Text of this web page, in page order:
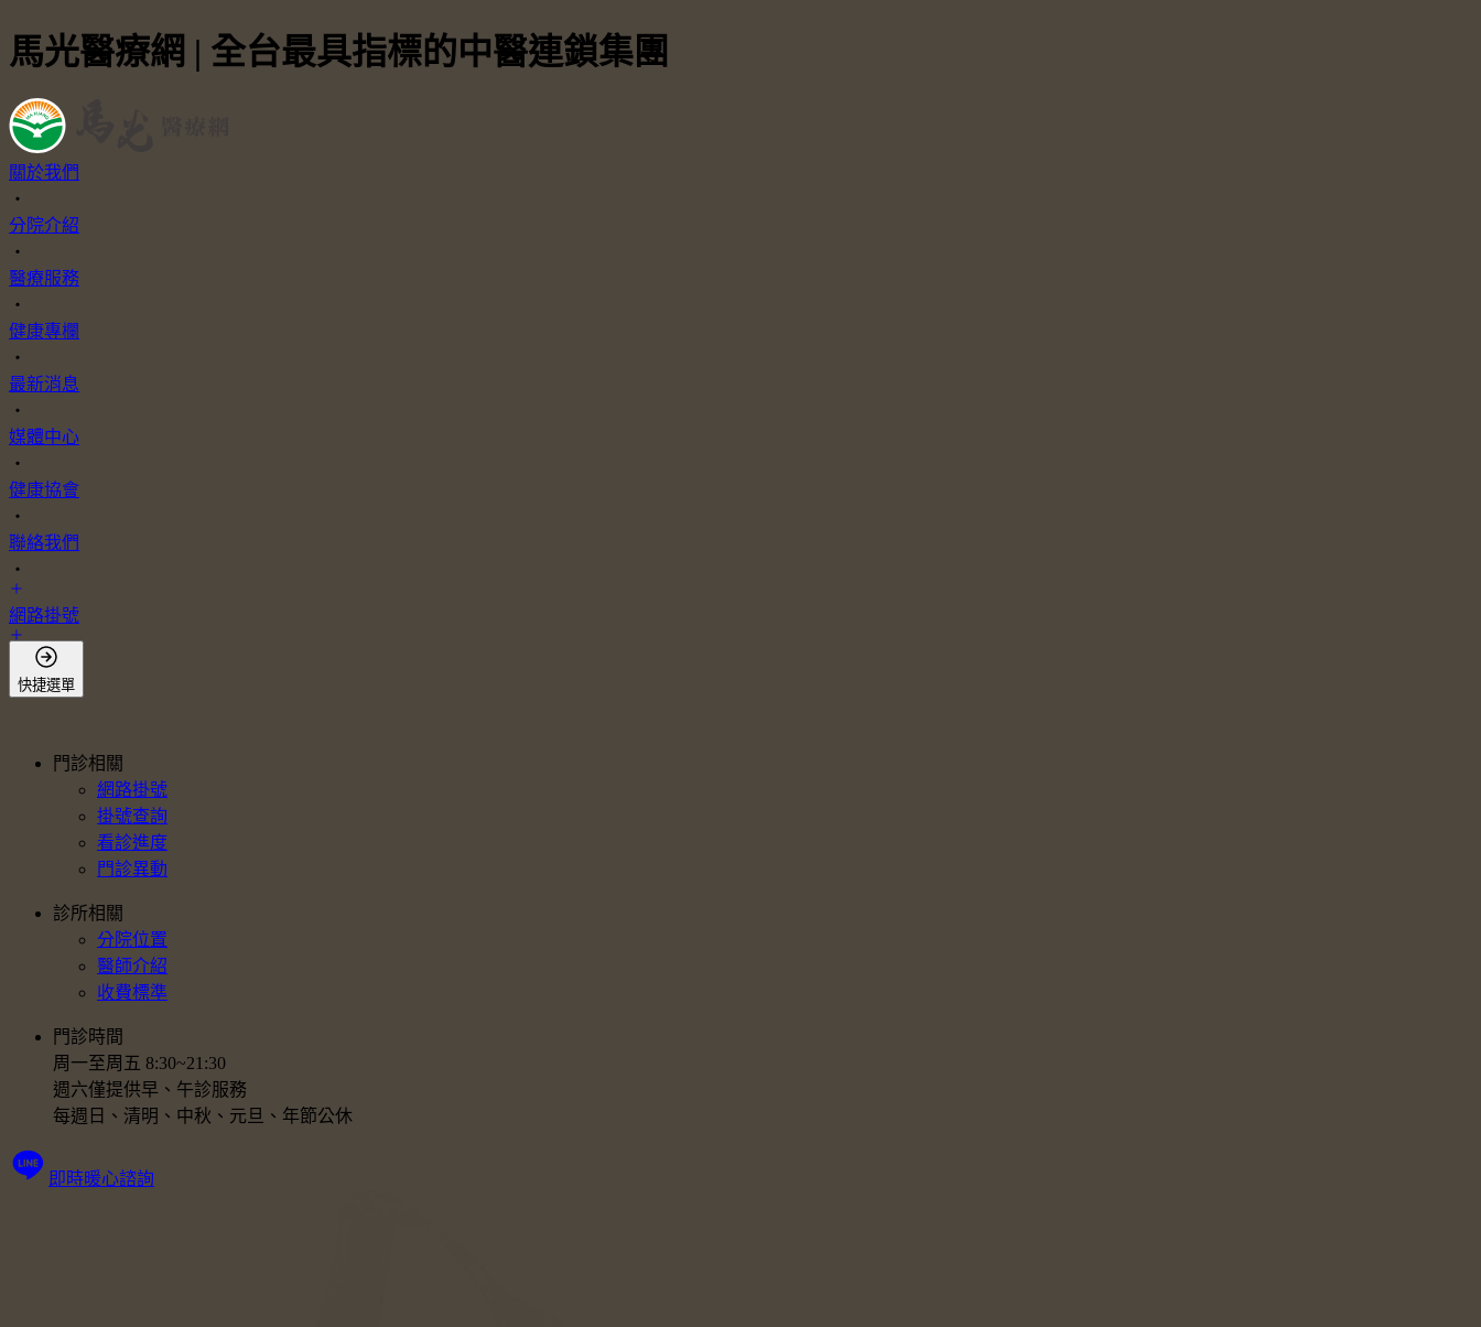
馬光醫療網 | 全台最具指標的中醫連鎖集團
關於我們
・
分院介紹
・
醫療服務
・
健康專欄
・
最新消息
・
媒體中心
・
健康協會
・
聯絡我們
・
網路掛號
會員登入
快捷選單
門診相關
網路掛號
掛號查詢
看診進度
門診異動
診所相關
分院位置
醫師介紹
收費標準
門診時間
周一至周五 8:30~21:30
週六僅提供早、午診服務
每週日、清明、中秋、元旦、年節公休
即時暖心諮詢